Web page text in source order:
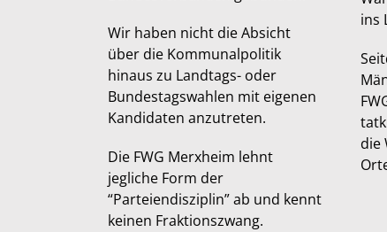
Wir haben nicht die Absicht
über die Kommunalpolitik
hinaus zu Landtags- oder
Bundestagswahlen mit eigenen
Kandidaten anzutreten.
Die FWG Merxheim lehnt
jegliche Form der
“Parteiendisziplin” ab und kennt
keinen Fraktionszwang.
ins
die